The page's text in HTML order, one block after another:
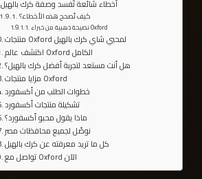
أخطاء شائعة تُفسد وصفة كرك بالهيل
كيف تُصحح هذه الأخطاء؟
نصيحة ذهبية من خبراء Oxford
منتجات Oxford لمحبي شاي كرك بالهيل
اكتشف عالم Oxford الكامل
هل أنت مستعد لتجربة أفضل كرك بالهيل؟
مزايا منتجات Oxford
خطوات الطلب من أكسفورد
تشكيلة منتجات أكسفورد
ماذا يقول محبو أكسفورد؟
نوصّل لجميع محافظات مصر
كل ما تريد معرفته عن كرك بالهيل
تواصل مع Oxford الآن